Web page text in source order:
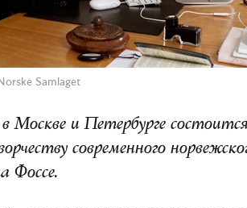
Samlaget
Москве и Петербурге
современного
Фоссе.